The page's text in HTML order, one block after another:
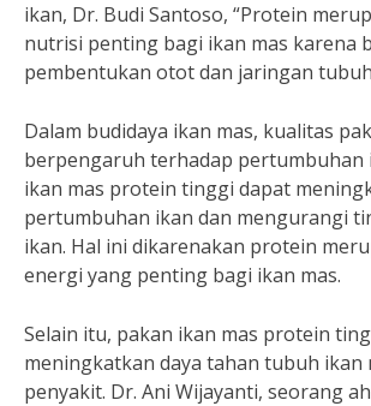
ikan, Dr. Budi Santoso, “Protein
nutrisi penting bagi ikan mas karena
pembentukan otot dan jaringan
Dalam budidaya ikan mas, kualitas
berpengaruh terhadap pertumbuhan
ikan mas protein tinggi dapat
pertumbuhan ikan dan mengurangi
ikan. Hal ini dikarenakan protein
energi yang penting bagi ikan mas.
Selain itu, pakan ikan mas protein
meningkatkan daya tahan tubuh ikan
penyakit. Dr. Ani Wijayanti, seorang